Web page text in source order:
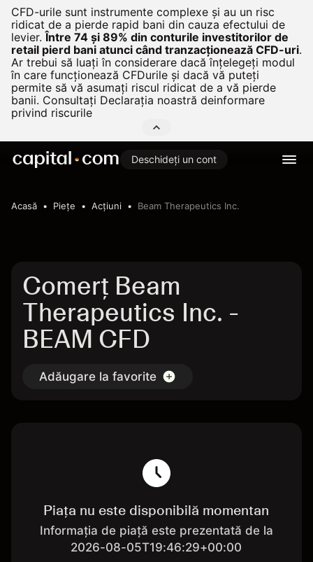
CFD-urile sunt instrumente complexe și au un risc
ridicat de a pierde rapid bani din cauza efectului de
levier. Între 74 și 89% din conturile investitorilor de
retail pierd bani atunci când tranzacționează CFD-uri.
Ar trebui să luați în considerare dacă înțelegeți modul
în care funcționează CFDurile și dacă vă puteți
permite să vă asumați riscul ridicat de a vă pierde
banii. Consultați Declarația noastră deinformare
privind riscurile
Deschideți un cont
Acasă Pieţe Acțiuni Beam Therapeutics Inc.
Comerț Beam
Therapeutics Inc. -
BEAM CFD
Adăugare la favorite
Piața nu este disponibilă momentan
Informația de piață este prezentată de la
2026-08-05T19:46:29+00:00